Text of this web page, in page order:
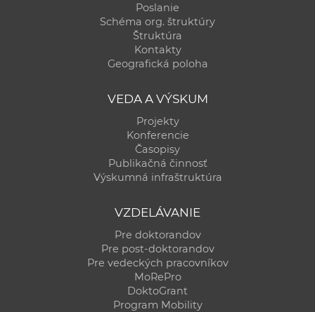
Poslanie
Schéma org. štruktúry
Štruktúra
Kontakty
Geografická poloha
VEDA A VÝSKUM
Projekty
Konferencie
Časopisy
Publikačná činnosť
Výskumná infraštruktúra
VZDELÁVANIE
Pre doktorandov
Pre post-doktorandov
Pre vedeckých pracovníkov
MoRePro
DoktoGrant
Program Mobility